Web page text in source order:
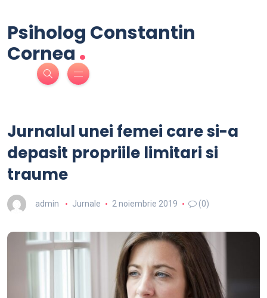
Psiholog Constantin
Cornea.
Jurnalul unei femei care si-a
depasit propriile limitari si
traume
admin Jurnale 2 noiembrie 2019 (0)